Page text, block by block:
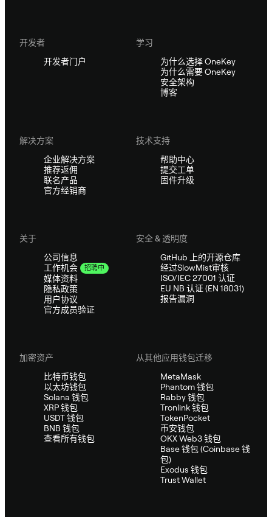
开发者
开发者门户
学习
为什么选择 OneKey
为什么需要 OneKey
安全架构
博客
解决方案
企业解决方案
推荐返佣
联名产品
官方经销商
技术支持
帮助中心
提交工单
固件升级
关于
公司信息
工作机会
招聘中
媒体资料
隐私政策
用户协议
官方成员验证
安全 & 透明度
GitHub 上的开源仓库
经过SlowMist审核
ISO/IEC 27001 认证
EU NB 认证 (EN 18031)
报告漏洞
加密资产
比特币钱包
以太坊钱包
Solana 钱包
XRP 钱包
USDT 钱包
BNB 钱包
查看所有钱包
从其他应用钱包迁移
MetaMask
Phantom 钱包
Rabby 钱包
Tronlink 钱包
TokenPocket
币安钱包
OKX Web3 钱包
Base 钱包 (Coinbase 钱
包)
Exodus 钱包
Trust Wallet